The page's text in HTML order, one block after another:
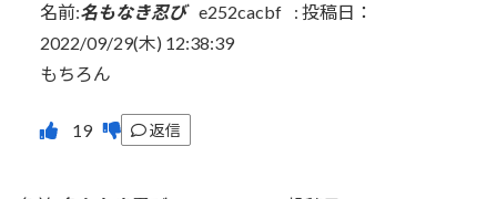
名前:名もなき忍び e252cacbf : 投稿日：
2022/09/29(木) 12:38:39
もちろん
返信